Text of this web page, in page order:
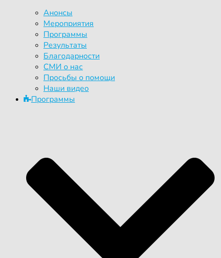
Анонсы
Мероприятия
Программы
Результаты
Благодарности
СМИ о нас
Просьбы о помощи
Наши видео
Программы